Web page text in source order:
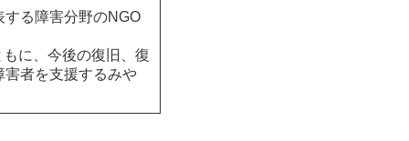
る障害分野のNGO
に、今後の復旧、復
害者を支援するみや